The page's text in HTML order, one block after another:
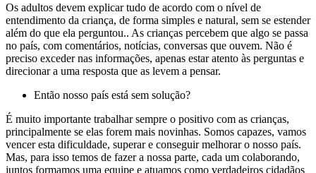
Os adultos devem explicar tudo de acordo com o nível de
entendimento da criança, de forma simples e natural, sem se estender
além do que ela perguntou.. As crianças percebem que algo se passa
no país, com comentários, notícias, conversas que ouvem. Não é
preciso exceder nas informações, apenas estar atento às perguntas e
direcionar a uma resposta que as levem a pensar.
Então nosso país está sem solução?
É muito importante trabalhar sempre o positivo com as crianças,
principalmente se elas forem mais novinhas. Somos capazes, vamos
vencer esta dificuldade, superar e conseguir melhorar o nosso país.
Mas, para isso temos de fazer a nossa parte, cada um colaborando,
juntos formamos uma equipe e atuamos como verdadeiros cidadãos